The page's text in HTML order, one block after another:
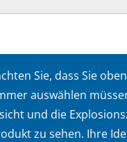
Sie, dass Sie
auswählen
und die
zu sehen. Ihre